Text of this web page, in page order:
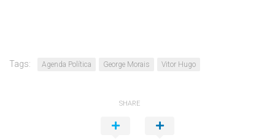
Tags: Agenda Política George Morais Vitor Hugo
SHARE